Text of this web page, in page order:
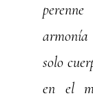
solo
en el